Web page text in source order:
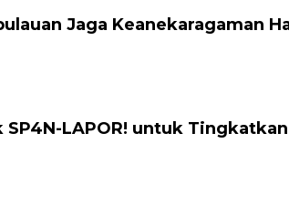
Jaga Keanekaragaman
LAPOR! untuk